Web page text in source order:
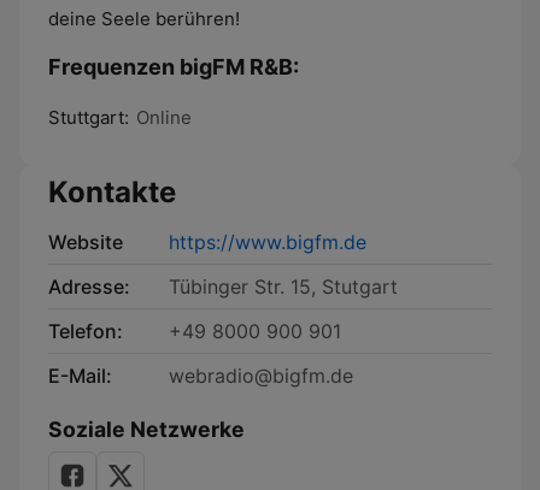
deine Seele berühren!
Frequenzen bigFM R&B:
Stuttgart: Online
Kontakte
Website
https://www.bigfm.de
Adresse:
Tübinger Str. 15, Stutgart
Telefon:
+49 8000 900 901
E-Mail:
webradio@bigfm.de
Soziale Netzwerke